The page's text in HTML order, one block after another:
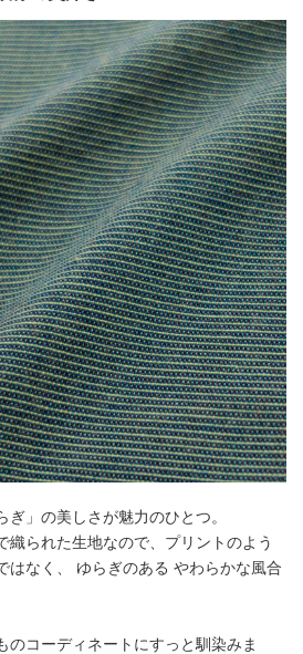
」の美しさが魅力のひとつ。
織られた生地なので、プリントのよう
はなく、 ゆらぎのある やわらかな風合
のコーディネートにすっと馴染みま